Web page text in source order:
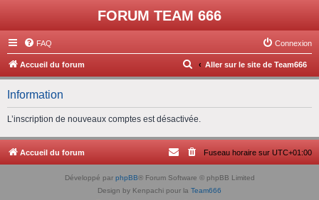
FORUM TEAM 666
FAQ Connexion
Accueil du forum Aller sur le site de Team666
R
e
r
c
h
Information
L’inscription de nouveaux comptes est désactivée.
Accueil du forum Fuseau horaire sur UTC+01:00
Développé par phpBB® Forum Software © phpBB Limited
Design by Kenpachi pour la Team666